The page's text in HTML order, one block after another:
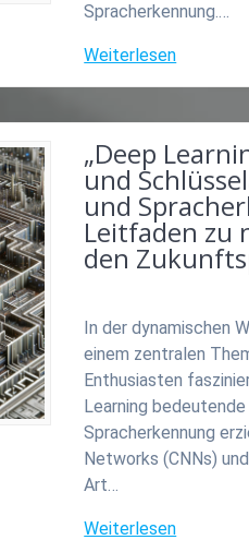
Spracherkennung.…
Weiterlesen
„Deep
und
und
Leitfaden zu
den
In der dynamischen
einem zentralen
Enthusiasten
Learning
Spracherkennung
Networks (CNNs)
Art…
Weiterlesen